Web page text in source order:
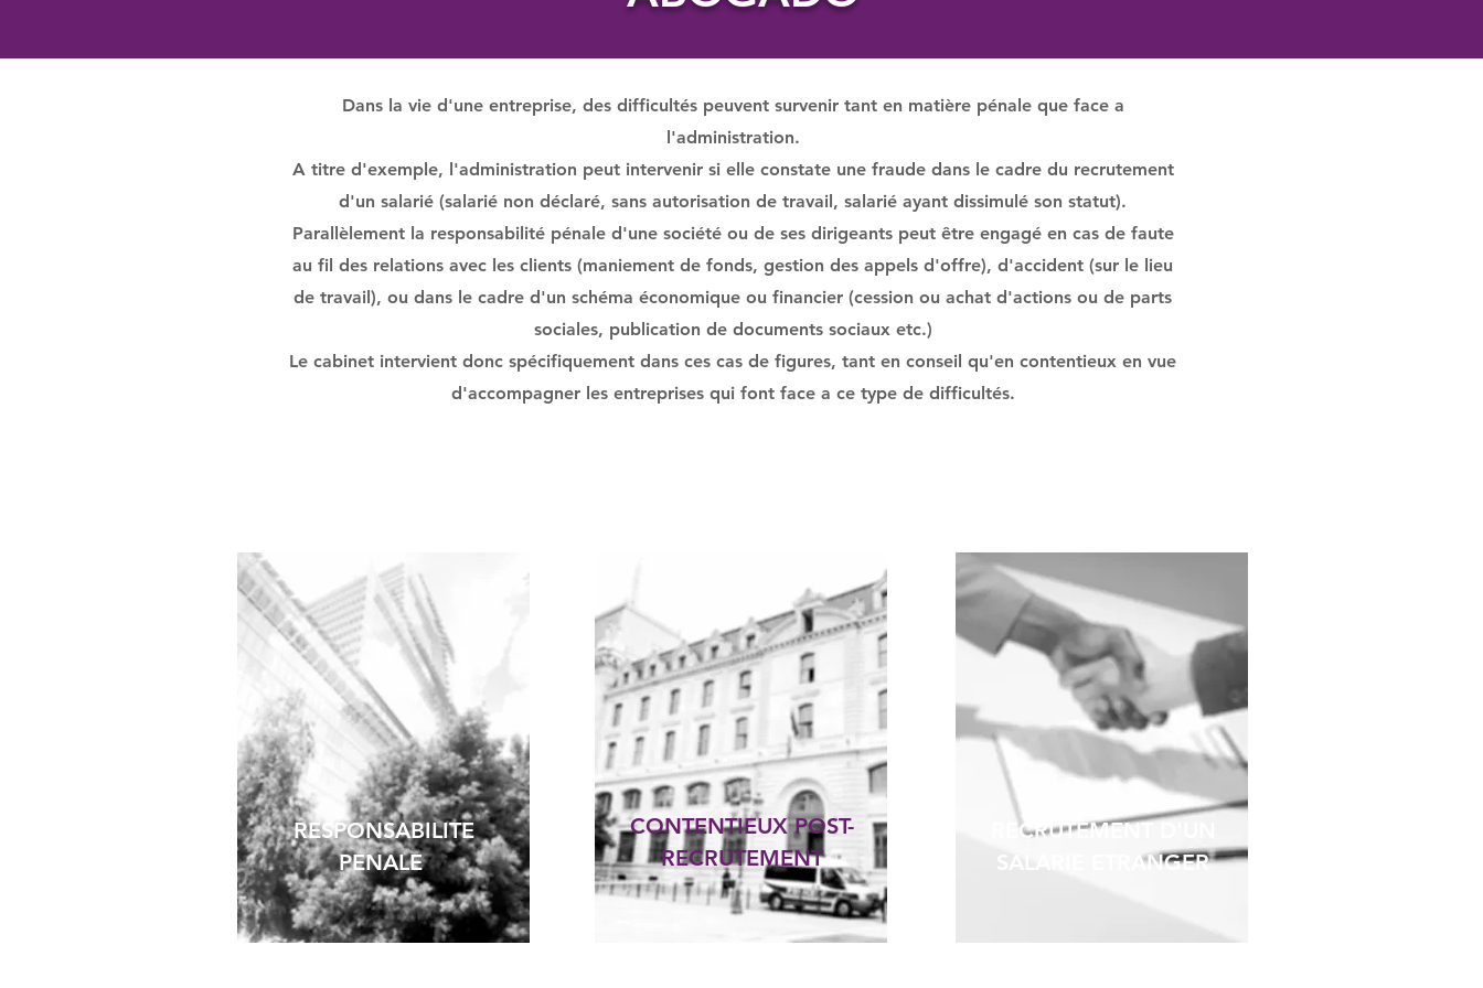
Dans la vie d'une entreprise, des difficultés peuvent survenir tant en matière pénale que face a
l'administration.
A titre d'exemple, l'administration peut intervenir si elle constate une fraude dans le cadre du recrutement
d'un salarié (salarié non déclaré, sans autorisation de travail, salarié ayant dissimulé son statut).
Parallèlement la responsabilité pénale d'une société ou de ses dirigeants peut être engagé en cas de faute
au fil des relations avec les clients (maniement de fonds, gestion des appels d'offre), d'accident (sur le lieu
de travail), ou dans le cadre d'un schéma économique ou financier (cession ou achat d'actions ou de parts
sociales, publication de documents sociaux etc.)
Le cabinet intervient donc spécifiquement dans ces cas de figures, tant en conseil qu'en contentieux en vue
d'accompagner les entreprises qui font face a ce type de difficultés.
RESPONSABILITE
PENALE
CONTENTIEUX POST-
RECRUTEMENT
RECRUTEMENT D'UN
SALARIE ETRANGER